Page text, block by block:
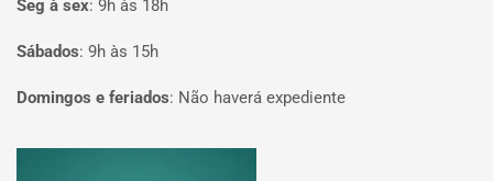
Seg à sex: 9h às 18h
Sábados: 9h às 15h
Domingos e feriados: Não haverá expediente